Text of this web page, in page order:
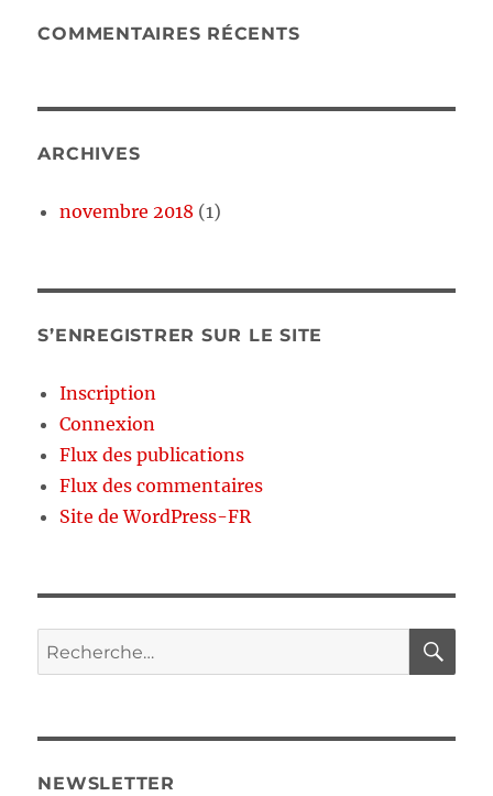
COMMENTAIRES RÉCENTS
ARCHIVES
novembre 2018 (1)
S’ENREGISTRER SUR LE SITE
Inscription
Connexion
Flux des publications
Flux des commentaires
Site de WordPress-FR
Recherche
pour :
NEWSLETTER